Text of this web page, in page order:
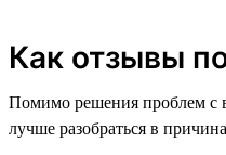
Как отзывы
Помимо решения проблем с
лучше разобраться в